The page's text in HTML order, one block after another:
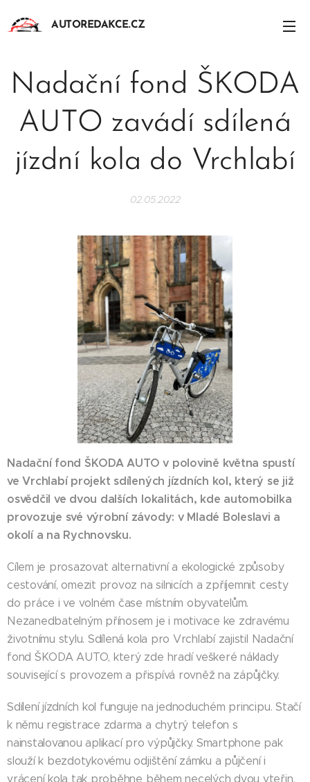
AUTOREDAKCE.CZ
Nadační fond ŠKODA
AUTO zavádí sdílená
jízdní kola do Vrchlabí
02.05.2022
Nadační fond ŠKODA AUTO v polovině května spustí
ve Vrchlabí projekt sdílených jízdních kol, který se již
osvědčil ve dvou dalších lokalitách, kde automobilka
provozuje své výrobní závody: v Mladé Boleslavi a
okolí a na Rychnovsku.
Cílem je prosazovat alternativní a ekologické způsoby
cestování, omezit provoz na silnicích a zpříjemnit cesty
do práce i ve volném čase místním obyvatelům.
Nezanedbatelným přínosem je i motivace ke zdravému
životnímu stylu. Sdílená kola pro Vrchlabí zajistil Nadační
fond ŠKODA AUTO, který zde hradí veškeré náklady
související s provozem a přispívá rovněž na zápůjčky.
Sdílení jízdních kol funguje na jednoduchém principu. Stačí
k němu registrace zdarma a chytrý telefon s
nainstalovanou aplikací pro výpůjčky. Smartphone pak
slouží k bezdotykovému odjištění zámku a půjčení i
vrácení kola tak proběhne během necelých dvou vteřin.